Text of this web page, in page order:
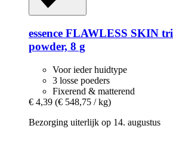
essence FLAWLESS SKIN
powder, 8 g
Voor ieder huidtype
3 losse poeders
Fixerend & matterend
€ 4,39 (€ 548,75 / kg)
Bezorging uiterlijk op 14. augustus